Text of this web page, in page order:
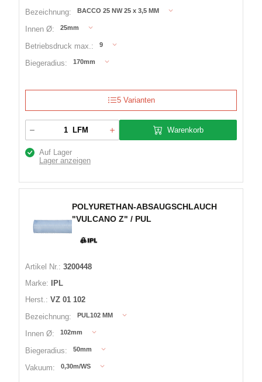
Bezeichnung:
BACCO 25 NW 25 x 3,5 MM
Innen Ø: 25mm
Betriebsdruck max.: 9
Biegeradius: 170mm
5 Varianten
LFM Warenkorb
Auf Lager
Lager anzeigen
POLYURETHAN-ABSAUGSCHLAUCH
"VULCANO Z" / PUL
Artikel Nr.: 3200448
Marke:
IPL
Herst.: VZ 01 102
Bezeichnung:
PUL102 MM
Innen Ø: 102mm
Biegeradius: 50mm
Vakuum: 0,30m/WS